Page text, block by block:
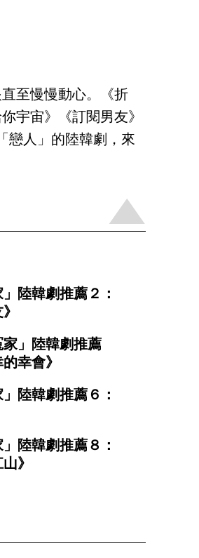
至慢慢動心。《折
宇宙》《訂閱男友》
戀人」的陸韓劇，來
」陸韓劇推薦２：
家」陸韓劇推薦
幸會》
」陸韓劇推薦６：
」陸韓劇推薦８：
》